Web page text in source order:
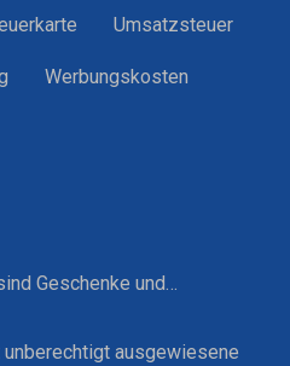
Umsatzsteuer
Werbungskosten
Geschenke und…
ausgewiesene